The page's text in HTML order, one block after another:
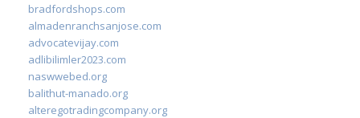
bradfordshops.com
almadenranchsanjose.com
advocatevijay.com
adlibilimler2023.com
naswwebed.org
balithut-manado.org
alteregotradingcompany.org